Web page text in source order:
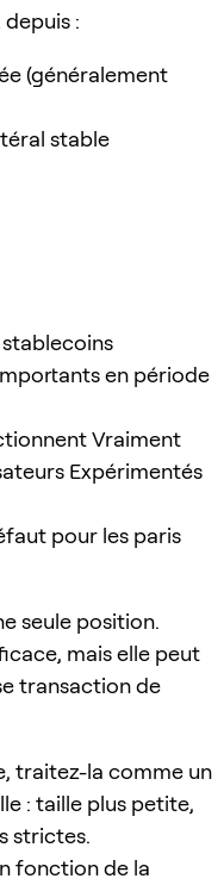
:
(généralement
stable
en période
Vraiment
Expérimentés
pour les paris
seule position.
mais elle peut
transaction de
traitez-la comme un
: taille plus petite,
strictes.
fonction de la